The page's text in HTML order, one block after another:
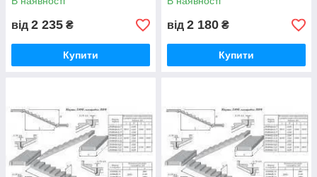
від 2 235 ₴
Купити
від 2 180 ₴
Купити